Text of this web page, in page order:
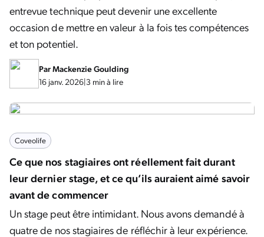
entrevue technique peut devenir une excellente
occasion de mettre en valeur à la fois tes compétences
et ton potentiel.
ParMackenzie Goulding
16 janv. 2026|3 min à lire
Coveolife
Ce que nos stagiaires ont réellement fait durant
leur dernier stage, et ce qu’ils auraient aimé savoir
avant de commencer
Un stage peut être intimidant. Nous avons demandé à
quatre de nos stagiaires de réfléchir à leur expérience.